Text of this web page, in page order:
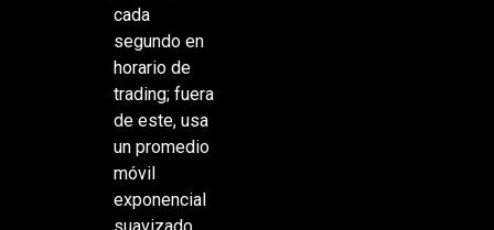
cada
segundo en
horario de
trading; fuera
de este, usa
un promedio
móvil
exponencial